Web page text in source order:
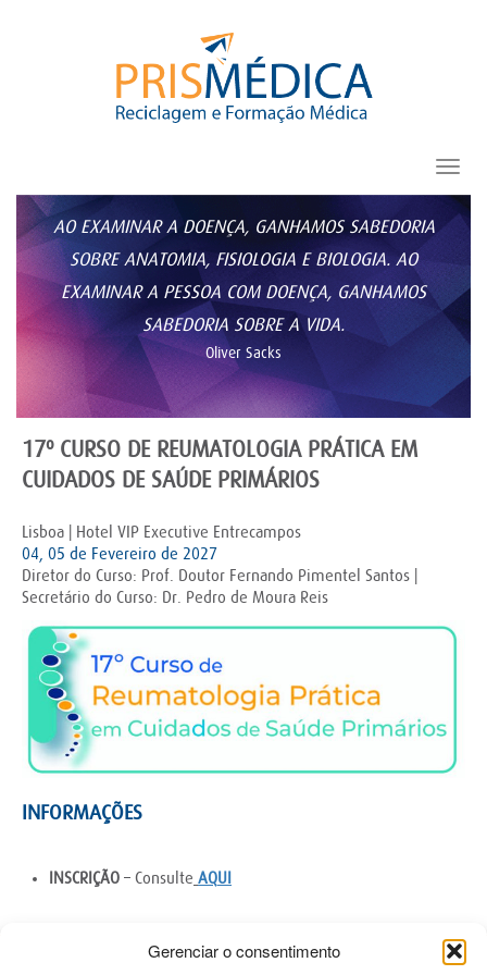
Gerenciar o consentimento
AO EXAMINAR A DOENÇA, GANHAMOS SABEDORIA
SOBRE ANATOMIA, FISIOLOGIA E BIOLOGIA. AO
EXAMINAR A PESSOA COM DOENÇA, GANHAMOS
SABEDORIA SOBRE A VIDA.
Oliver Sacks
17º CURSO DE REUMATOLOGIA PRÁTICA EM
CUIDADOS DE SAÚDE PRIMÁRIOS
Lisboa | Hotel VIP Executive Entrecampos
04, 05 de Fevereiro de 2027
Diretor do Curso: Prof. Doutor Fernando Pimentel Santos |
Secretário do Curso: Dr. Pedro de Moura Reis
INFORMAÇÕES
INSCRIÇÃO – Consulte AQUI